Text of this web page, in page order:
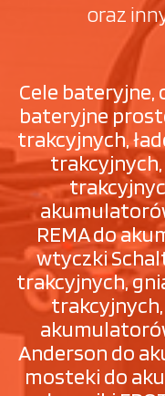
oraz
Cele bateryjne,
bateryjne
trakcyjnych,
REMA do
wtyczki
trakcyjnych,
Anderson do
mosteki do